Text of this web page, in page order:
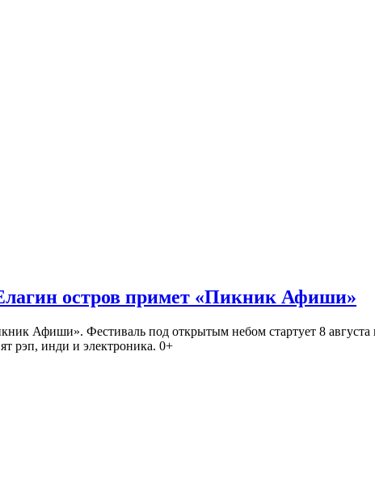
остров примет «Пикник Афиши»
Афиши». Фестиваль под открытым небом стартует 8 августа
рэп, инди и электроника. 0+